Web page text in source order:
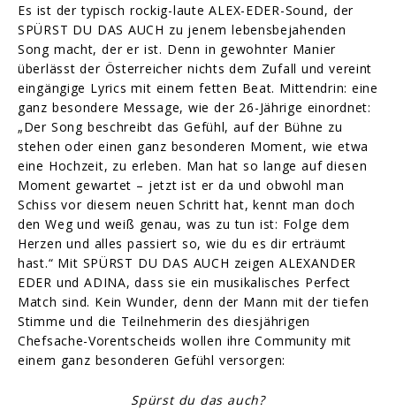
Es ist der typisch rockig-laute ALEX-EDER-Sound, der
SPÜRST DU DAS AUCH zu jenem lebensbejahenden
Song macht, der er ist. Denn in gewohnter Manier
überlässt der Österreicher nichts dem Zufall und vereint
eingängige Lyrics mit einem fetten Beat. Mittendrin: eine
ganz besondere Message, wie der 26-Jährige einordnet:
„Der Song beschreibt das Gefühl, auf der Bühne zu
stehen oder einen ganz besonderen Moment, wie etwa
eine Hochzeit, zu erleben. Man hat so lange auf diesen
Moment gewartet – jetzt ist er da und obwohl man
Schiss vor diesem neuen Schritt hat, kennt man doch
den Weg und weiß genau, was zu tun ist: Folge dem
Herzen und alles passiert so, wie du es dir erträumt
hast.“ Mit SPÜRST DU DAS AUCH zeigen ALEXANDER
EDER und ADINA, dass sie ein musikalisches Perfect
Match sind. Kein Wunder, denn der Mann mit der tiefen
Stimme und die Teilnehmerin des diesjährigen
Chefsache-Vorentscheids wollen ihre Community mit
einem ganz besonderen Gefühl versorgen:
Spürst du das auch?